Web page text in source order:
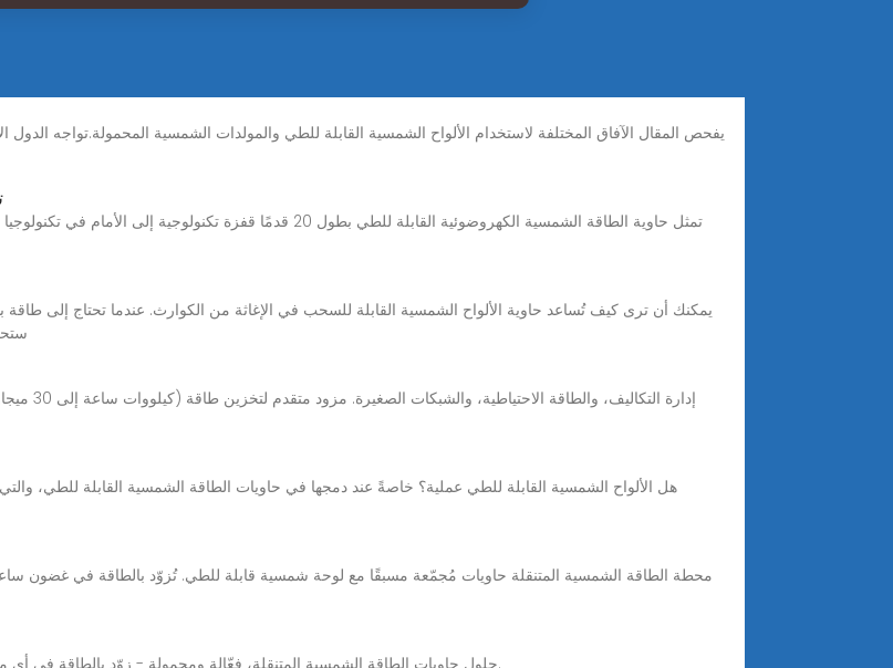
يفحص المقال الآفاق المختلفة لاستخدام الألواح الشمسية القابلة للطي والمولدات الشمسية المحمولة.تواجه